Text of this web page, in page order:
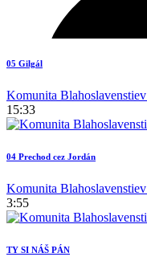
05 Gilgál
Komunita Blahoslavenstiev
15:33
04 Prechod cez Jordán
Komunita Blahoslavenstiev
3:55
TY SI NÁŠ PÁN